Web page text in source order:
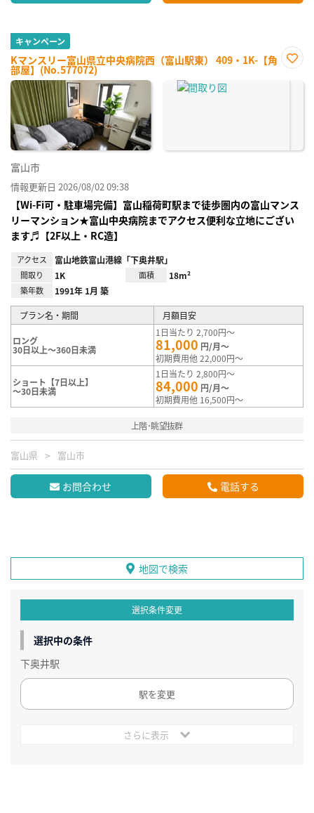
キャンペーン
Kマンスリー富山県立中央病院西（富山駅東） 409・1K-【角
部屋】(No.577072)
に入
富山市
情報更新日 2026/08/02 09:38
【Wi-Fi可・駐車場完備】富山稲荷町駅まで徒歩圏内の富山マンス
リーマンション★富山中央病院までアクセス便利な立地にござい
ます♬【2F以上・RC造】
アクセス 富山地鉄富山港線「下奥井駅」
間取り 1K 面積 18m²
築年数 1991年 1月 築
プラン名・期間 月額目安
ロング
30日以上～360日未満
1日当たり 2,700円～
81,000 円/月～
初期費用他 22,000円～
ショート【7日以上】
～30日未満
1日当たり 2,800円～
84,000 円/月～
初期費用他 16,500円～
上階･眺望抜群
富山県 富山市
お問合わせ 電話する
地図で検索
選択条件変更
選択中の条件
下奥井駅
駅を変更
さらに表示